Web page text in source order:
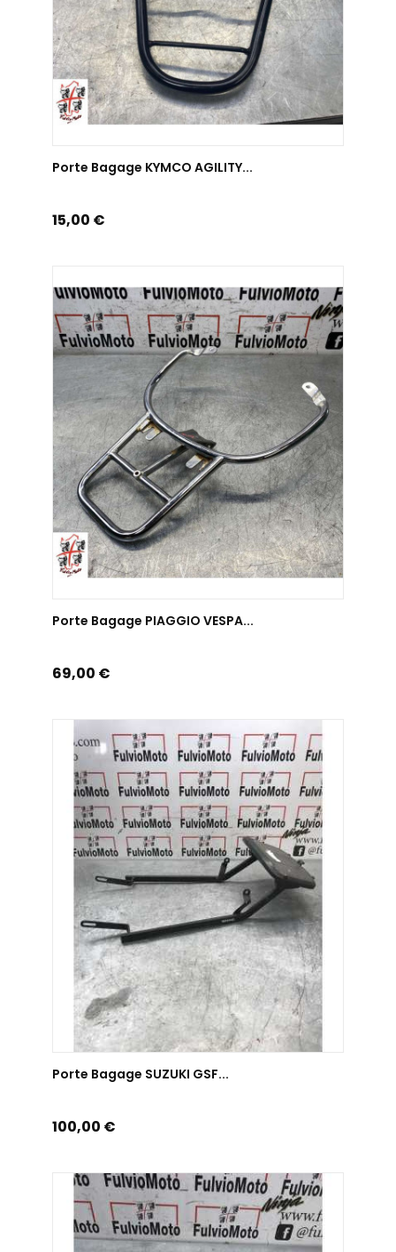
Porte Bagage KYMCO AGILITY...
Prix
15,00 €
Porte Bagage PIAGGIO VESPA...
Prix
69,00 €
AJOUTER AU PANIER
Porte Bagage SUZUKI GSF...
Prix
100,00 €